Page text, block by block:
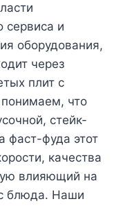
сервиса и
оборудования,
через
плит с
что
стейк-
фаст-фуда этот
качества
влияющий на
блюда. Наши